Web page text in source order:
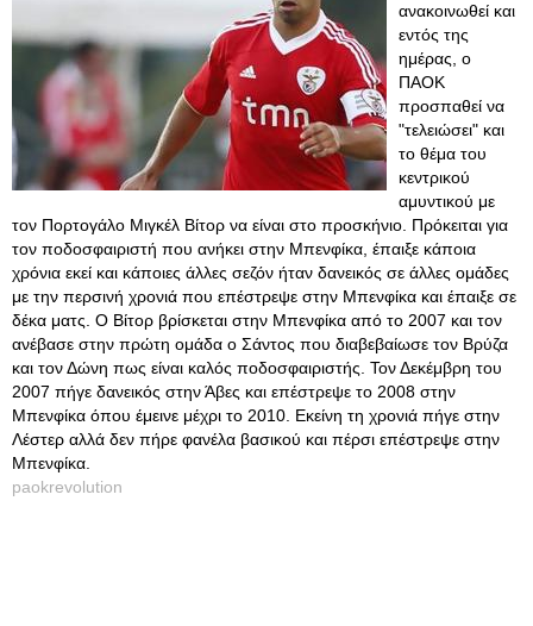
ανακοινωθεί και
εντός της
ημέρας, ο
ΠΑΟΚ
προσπαθεί να
"τελειώσει" και
το θέμα του
κεντρικού
αμυντικού με
τον Πορτογάλο Μιγκέλ Βίτορ να είναι στο προσκήνιο. Πρόκειται για
τον ποδοσφαιριστή που ανήκει στην Μπενφίκα, έπαιξε κάποια
χρόνια εκεί και κάποιες άλλες σεζόν ήταν δανεικός σε άλλες ομάδες
με την περσινή χρονιά που επέστρεψε στην Μπενφίκα και έπαιξε σε
δέκα ματς. Ο Βίτορ βρίσκεται στην Μπενφίκα από το 2007 και τον
ανέβασε στην πρώτη ομάδα ο Σάντος που διαβεβαίωσε τον Βρύζα
και τον Δώνη πως είναι καλός ποδοσφαιριστής. Τον Δεκέμβρη του
2007 πήγε δανεικός στην Άβες και επέστρεψε το 2008 στην
Μπενφίκα όπου έμεινε μέχρι το 2010. Εκείνη τη χρονιά πήγε στην
Λέστερ αλλά δεν πήρε φανέλα βασικού και πέρσι επέστρεψε στην
Μπενφίκα.
paokrevolution